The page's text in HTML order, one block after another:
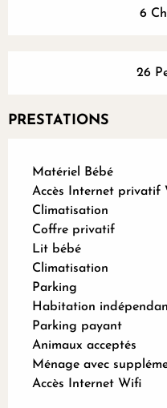
6
26
PRESTATIONS
Matériel Bébé
Accès Internet privatif
Climatisation
Coffre privatif
Lit bébé
Climatisation
Parking
Habitation
Parking payant
Animaux acceptés
Ménage avec
Accès Internet Wifi